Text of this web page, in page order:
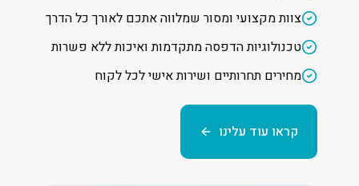
צוות מקצועי ומסור שמלווה אתכם לאורך כל הדרך
טכנולוגיות הדפסה מתקדמות ואיכות ללא פשרות
מחירים תחרותיים ושירות אישי לכל לקוח
קראו עוד עלינו